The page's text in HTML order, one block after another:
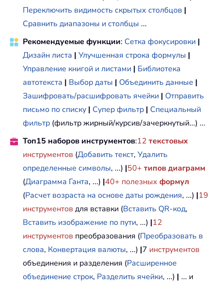
Переключить видимость скрытых столбцов |
Сравнить диапазоны и столбцы ...
Рекомендуемые функции: Сетка фокусировки |
Дизайн листа | Улучшенная строка формулы |
Управление книгой и листами | Библиотека
автотекста | Выбор даты | Объединить данные |
Зашифровать/расшифровать ячейки | Отправить
письмо по списку | Супер фильтр | Специальный
фильтр (фильтр жирный/курсив/зачеркнутый...) ...
Топ15 наборов инструментов:12 текстовых
инструментов (Добавить текст, Удалить
определенные символы, ...) |50+ типов диаграмм
(Диаграмма Ганта, ...) |40+ полезных формул
(Расчет возраста на основе даты рождения, ...) |19
инструментов для вставки (Вставить QR-код,
Вставить изображение по пути, ...) |12
инструментов преобразования (Преобразовать в
слова, Конвертация валюты, ...) |7 инструментов
объединения и разделения (Расширенное
объединение строк, Разделить ячейки, ...) | ... и